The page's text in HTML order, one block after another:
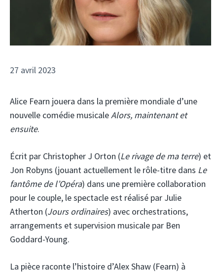
27 avril 2023
Alice Fearn jouera dans la première mondiale d’une
nouvelle comédie musicaleAlors, maintenant et
ensuite.
Écrit par Christopher J Orton (Le rivage de ma terre) et
Jon Robyns (jouant actuellement le rôle-titre dans Le
fantôme de l’Opéra) dans une première collaboration
pour le couple, le spectacle est réalisé par Julie
Atherton (Jours ordinaires) avec orchestrations,
arrangements et supervision musicale par Ben
Goddard-Young.
La pièce raconte l’histoire d’Alex Shaw (Fearn) à